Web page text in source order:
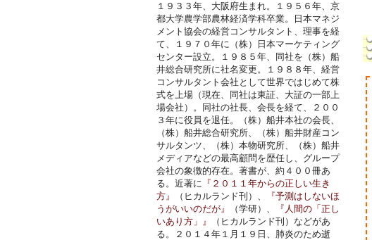
１９３３年、大阪府生まれ。１９５６年、京
都大学農学部農林経済学科卒業。日本マネジ
メント協会の経営コンサルタント、理事を経
て、１９７０年に（株）日本マーケティング
センター設立。１９８５年、同社を（株）船
井総合研究所に社名変更。１９８８年、経営
コンサルタント会社として世界ではじめて株
式を上場（現在、同社は東証、大証の一部上
場会社）。同社の社長、会長を経て、２００
３年に役員を退任。（株）船井本社の会長、
（株）船井総合研究所、（株）船井財産コン
サルタンツ、（株）本物研究所、（株）船井
メディアなどの最高顧問を歴任し、グループ
会社の象徴的存在。著書が、約４００冊あ
る。近著に 『２０１１年からの正しい生き
方』
（ヒカルランド刊）、
『予測はしないほ
うがいいのだが』
（学研）、
『人間の「正し
いあり方」』
（ヒカルランド刊）などがあ
る。２０１４年１月１９日、肺炎のため逝